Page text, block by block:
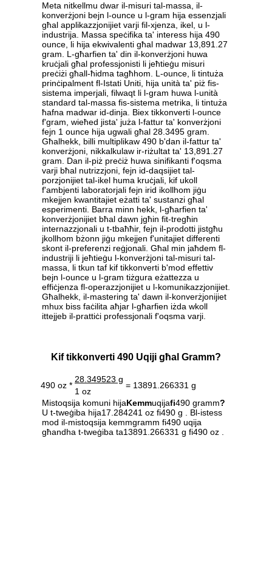
Meta nitkellmu dwar il-misuri tal-massa, il-
konverżjoni bejn l-ounce u l-gram hija essenzjali
għal applikazzjonijiet varji fil-xjenza, ikel, u l-
industrija. Massa speċifika ta' interess hija 490
ounce, li hija ekwivalenti għal madwar 13,891.27
gram. L-għarfien ta' din il-konverżjoni huwa
kruċjali għal professjonisti li jeħtieġu misuri
preċiżi għall-ħidma tagħhom. L-ounce, li tintuża
prinċipalment fl-Istati Uniti, hija unità ta' piż fis-
sistema imperjali, filwaqt li l-gram huwa l-unità
standard tal-massa fis-sistema metrika, li tintuża
ħafna madwar id-dinja. Biex tikkonverti l-ounce
f'gram, wieħed jista' juża l-fattur ta' konverżjoni
fejn 1 ounce hija ugwali għal 28.3495 gram.
Għalhekk, billi multiplikaw 490 b'dan il-fattur ta'
konverżjoni, nikkalkulaw ir-riżultat ta' 13,891.27
gram. Dan il-piż preċiż huwa sinifikanti f'oqsma
varji bħal nutrizzjoni, fejn id-daqsijiet tal-
porzjonijiet tal-ikel huma kruċjali, kif ukoll
f'ambjenti laboratorjali fejn irid ikollhom jiġu
mkejjen kwantitajiet eżatti ta' sustanzi għal
esperimenti. Barra minn hekk, l-għarfien ta'
konverżjonijiet bħal dawn jgħin fit-tregħin
internazzjonali u t-tbaħħir, fejn il-prodotti jistgħu
jkollhom bżonn jiġu mkejjen f'unitajiet differenti
skont il-preferenzi reġjonali. Għal min jaħdem fl-
industriji li jeħtieġu l-konverżjoni tal-misuri tal-
massa, li tkun taf kif tikkonverti b'mod effettiv
bejn l-ounce u l-gram tiżgura eżattezza u
effiċjenza fl-operazzjonijiet u l-komunikazzjonijiet.
Għalhekk, il-mastering ta' dawn il-konverżjonijiet
mhux biss faċilita aħjar l-għarfien iżda wkoll
ittejjeb il-prattiċi professjonali f'oqsma varji.
Kif tikkonverti 490 Uqiji għal Gramm?
490 oz *
28.349523 g
= 13891.266331 g
1 oz
Mistoqsija komuni hijaKemmuqijafi490 gramm?
U t-tweġiba hija17.284241 oz fi490 g . Bl-istess
mod il-mistoqsija kemmgramm fi490 uqija
għandha t-tweġiba ta13891.266331 g fi490 oz .